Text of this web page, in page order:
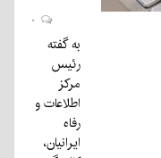
به گفته
رئیس
مرکز
اطلاعات و
رفاه
ایرانیان،